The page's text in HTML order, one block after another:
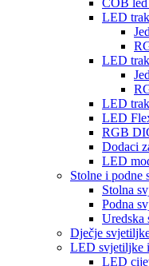
COB led
LED
LED
LED
LED
RGB
Dodaci
LED
Stolne i podne
Stolna
Podna
Uredska
Dječje
LED svjetiljke
LED